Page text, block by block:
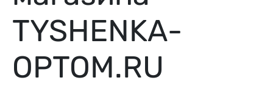
TYSHENKA-
OPTOM.RU